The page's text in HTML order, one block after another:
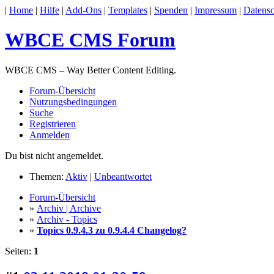
| Home | Hilfe | Add-Ons | Templates | Spenden | Impressum |
WBCE CMS Forum
WBCE CMS – Way Better Content Editing.
Forum-Übersicht
Nutzungsbedingungen
Suche
Registrieren
Anmelden
Du bist nicht angemeldet.
Themen: Aktiv | Unbeantwortet
Forum-Übersicht
» Archiv | Archive
» Archiv - Topics
» Topics 0.9.4.3 zu 0.9.4.4 Changelog?
Seiten: 1